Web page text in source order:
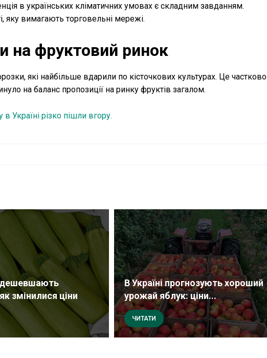
в українських кліматичних умовах є складним завданням.
яку вимагають торговельні мережі.
на фруктовий ринок
які найбільше вдарили по кісточкових культурах. Це частково
на баланс пропозиції на ринку фруктів загалом.
Україні різко пішли вгору.
дешевшають
змінилися ціни
В Україні прогнозують хороший
урожай яблук: ціни...
ЧИТАТИ